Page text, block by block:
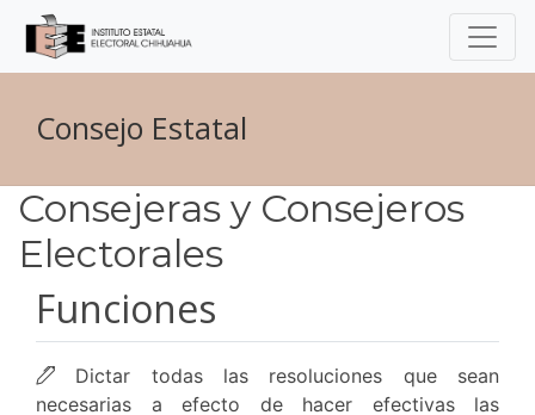
Consejo Estatal
Consejeras y Consejeros
Electorales
Funciones
Dictar todas las resoluciones que sean
necesarias a efecto de hacer efectivas las